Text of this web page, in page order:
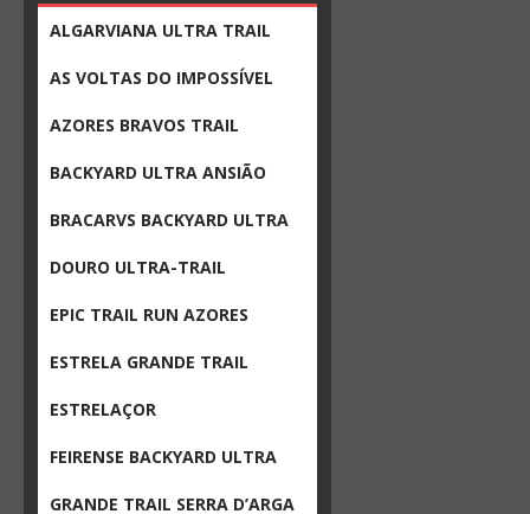
ALGARVIANA ULTRA TRAIL
AS VOLTAS DO IMPOSSÍVEL
AZORES BRAVOS TRAIL
BACKYARD ULTRA ANSIÃO
BRACARVS BACKYARD ULTRA
DOURO ULTRA-TRAIL
EPIC TRAIL RUN AZORES
ESTRELA GRANDE TRAIL
ESTRELAÇOR
FEIRENSE BACKYARD ULTRA
GRANDE TRAIL SERRA D’ARGA